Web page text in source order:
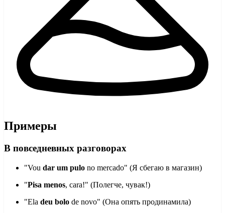
Примеры
В повседневных разговорах
"Vou dar um pulo no mercado" (Я сбегаю в магазин)
"Pisa menos, cara!" (Полегче, чувак!)
"Ela deu bolo de novo" (Она опять продинамила)